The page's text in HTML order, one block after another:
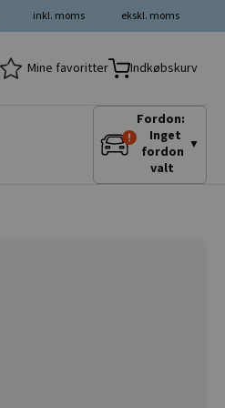
ekskl. moms
inkl. moms
Mine favoritter Indkøbskurv
Fordon:
Inget
fordon
valt
▼